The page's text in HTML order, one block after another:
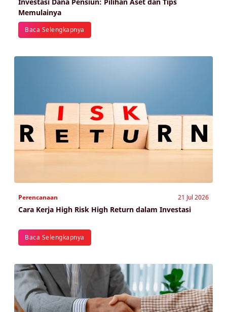
Investasi Dana Pensiun: Pilihan Aset dan Tips
Memulainya
Baca Selengkapnya
Perencanaan 21 Jul 2026
Cara Kerja High Risk High Return dalam Investasi
Baca Selengkapnya